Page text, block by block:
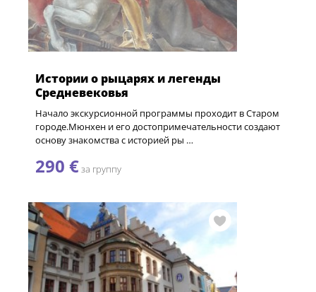
Истории о рыцарях и легенды
Средневековья
Начало экскурсионной программы проходит в Старом
городе.Мюнхен и его достопримечательности создают
основу знакомства с историей ры …
290 €за группу